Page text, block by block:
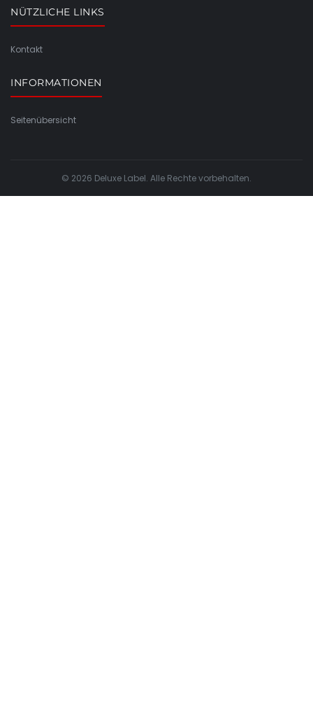
NÜTZLICHE LINKS
Kontakt
INFORMATIONEN
Seitenübersicht
© 2026 Deluxe Label. Alle Rechte vorbehalten.